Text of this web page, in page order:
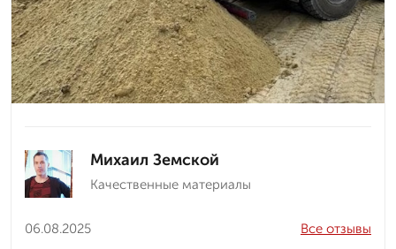
Михаил Земской
Качественные материалы
06.08.2025
Все отзывы